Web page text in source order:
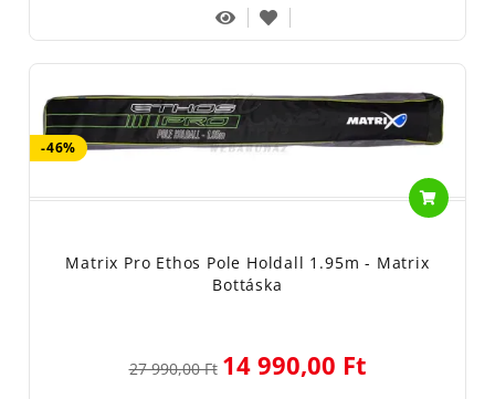
-46%
Matrix Pro Ethos Pole Holdall 1.95m - Matrix
Bottáska
27 990,00 Ft 14 990,00 Ft